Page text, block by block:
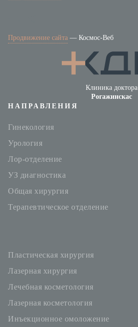
Клиника доктора
Рогажинскас
НАПРАВЛЕНИЯ
Гинекология
Урология
Лор-отделение
УЗ диагностика
Общая хирургия
Терапевтическое отделение
Пластическая хирургия
Лазерная хирургия
Лечебная косметология
Лазерная косметология
Инъекционное омоложение
Продвижение сайта — Космос-Веб